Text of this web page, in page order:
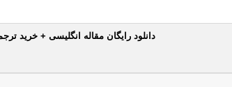
دانلود رایگان مقاله انگلیسی + خرید